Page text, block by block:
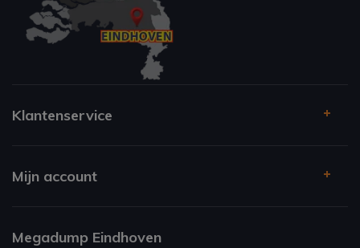
Klantenservice
Mijn account
Megadump Eindhoven